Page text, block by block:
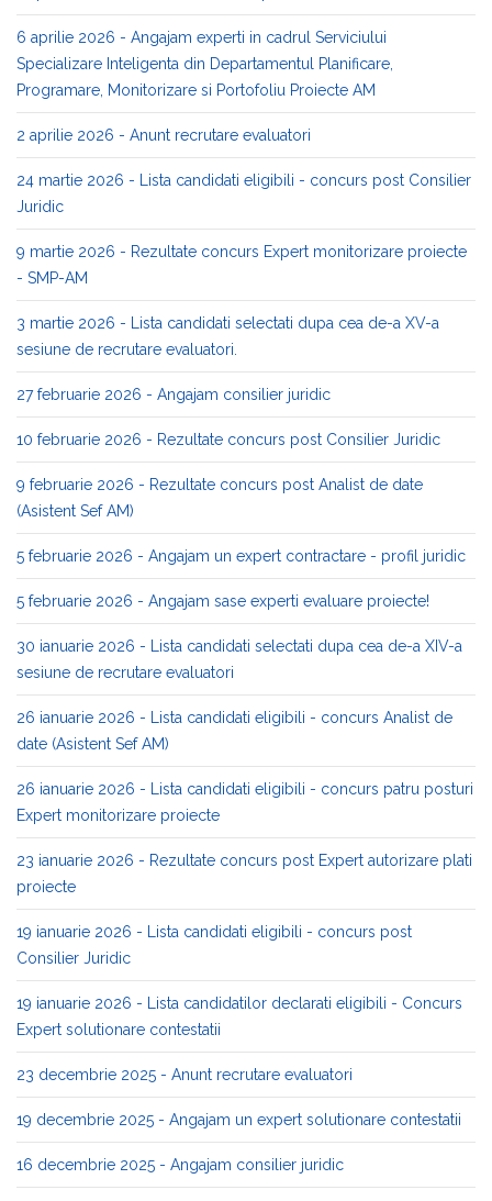
6 aprilie 2026 - Angajam experti in cadrul Serviciului
Specializare Inteligenta din Departamentul Planificare,
Programare, Monitorizare si Portofoliu Proiecte AM
2 aprilie 2026 - Anunt recrutare evaluatori
24 martie 2026 - Lista candidati eligibili - concurs post Consilier
Juridic
9 martie 2026 - Rezultate concurs Expert monitorizare proiecte
- SMP-AM
3 martie 2026 - Lista candidati selectati dupa cea de-a XV-a
sesiune de recrutare evaluatori.
27 februarie 2026 - Angajam consilier juridic
10 februarie 2026 - Rezultate concurs post Consilier Juridic
9 februarie 2026 - Rezultate concurs post Analist de date
(Asistent Sef AM)
5 februarie 2026 - Angajam un expert contractare - profil juridic
5 februarie 2026 - Angajam sase experti evaluare proiecte!
30 ianuarie 2026 - Lista candidati selectati dupa cea de-a XIV-a
sesiune de recrutare evaluatori
26 ianuarie 2026 - Lista candidati eligibili - concurs Analist de
date (Asistent Sef AM)
26 ianuarie 2026 - Lista candidati eligibili - concurs patru posturi
Expert monitorizare proiecte
23 ianuarie 2026 - Rezultate concurs post Expert autorizare plati
proiecte
19 ianuarie 2026 - Lista candidati eligibili - concurs post
Consilier Juridic
19 ianuarie 2026 - Lista candidatilor declarati eligibili - Concurs
Expert solutionare contestatii
23 decembrie 2025 - Anunt recrutare evaluatori
19 decembrie 2025 - Angajam un expert solutionare contestatii
16 decembrie 2025 - Angajam consilier juridic